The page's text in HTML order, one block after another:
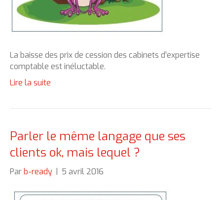
La baisse des prix de cession des cabinets d’expertise
comptable est inéluctable.
Lire la suite
Parler le même langage que ses
clients ok, mais lequel ?
Parb-ready 5 avril 2016